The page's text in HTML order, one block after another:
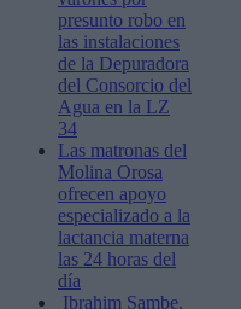
presunto robo en
las instalaciones
de la Depuradora
del Consorcio del
Agua en la LZ
34
Las matronas del
Molina Orosa
ofrecen apoyo
especializado a la
lactancia materna
las 24 horas del
día
Ibrahim Sambe,